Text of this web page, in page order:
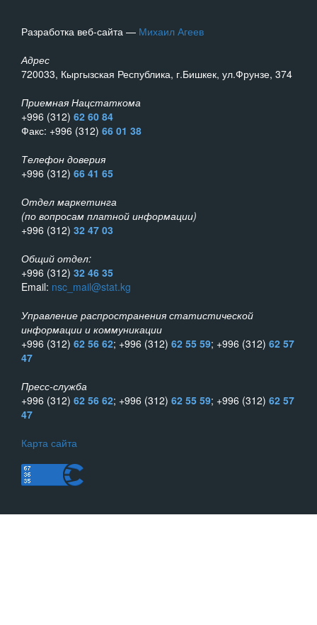
Разработка веб-сайта — Михаил Агеев
Адрес
720033, Кыргызская Республика, г.Бишкек, ул.Фрунзе, 374
Приемная Нацстаткома
+996 (312) 62 60 84
Факс: +996 (312) 66 01 38
Телефон доверия
+996 (312) 66 41 65
Отдел маркетинга
(по вопросам платной информации)
+996 (312) 32 47 03
Общий отдел:
+996 (312) 32 46 35
Email: nsc_mail@stat.kg
Управление распространения статистической
информации и коммуникации
+996 (312) 62 56 62; +996 (312) 62 55 59; +996 (312) 62 57
47
Пресс-служба
+996 (312) 62 56 62; +996 (312) 62 55 59; +996 (312) 62 57
47
Карта сайта